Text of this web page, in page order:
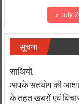
« July
सूचना
साथियों,
आपके सहयोग की आशा
के तहत ख़बरों एवं